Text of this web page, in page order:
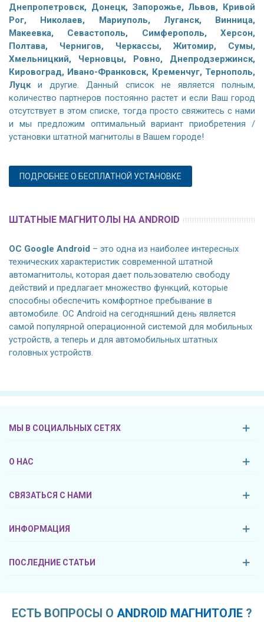
Днепропетровск, Донецк, Запорожье, Львов, Кривой
Рог, Николаев, Мариуполь, Луганск, Винница,
Макеевка, Севастополь, Симферополь, Херсон,
Полтава, Чернигов, Черкассы, Житомир, Сумы,
Хмельницкий, Черновцы, Ровно, Днепродзержинск,
Кировоград, Ивано-Франковск, Кременчуг, Тернополь,
Луцки другие. Данный список не является полным,
количество партнеров постоянно растет и если Ваш город
отсутствует в этом списке, тогда просто свяжитесь с нами
и мы предложим оптимальный вариант приобретения /
установки штатной магнитолы в Вашем городе!
ПОДРОБНЕЕ О БЕСПЛАТНОЙ УСТАНОВКЕ
ШТАТНЫЕ МАГНИТОЛЫ НА ANDROID
ОС Google Android – это одна из наиболее интересных
технических характеристик современной штатной
автомагнитолы, которая дает пользователю свободу
действий и предлагает множество функций, которые
способны обеспечить комфортное пребывание в
автомобиле. ОС Android на сегодняшний день является
самой популярной операционной системой для мобильных
устройств, а теперь и для автомобильных штатных
головных устройств.
МЫ В СОЦИАЛЬНЫХ СЕТЯХ
О НАС
СВЯЗАТЬСЯ С НАМИ
ИНФОРМАЦИЯ
ПОСЛЕДНИЕ СТАТЬИ
ЕСТЬ ВОПРОСЫ О ANDROID МАГНИТОЛЕ ?